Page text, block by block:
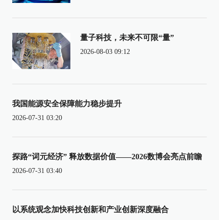
量子科技，未来不可限“量”
2026-08-03 09:12
我国能源安全保障能力稳步提升
2026-07-31 03:20
探路“词元经济” 释放数据价值——2026数博会亮点前瞻
2026-07-31 03:40
以系统观念加快科技创新和产业创新深度融合